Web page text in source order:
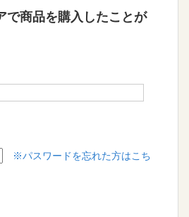
で商品を購入したことが
※パスワードを忘れた方はこち